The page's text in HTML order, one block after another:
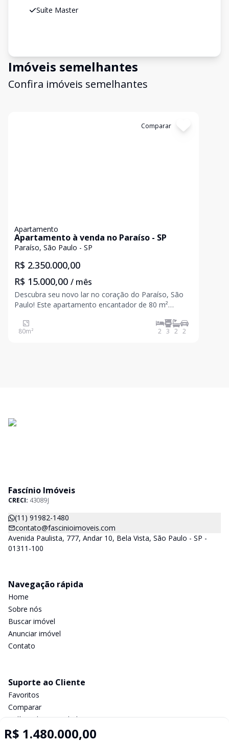
Suíte Master
Imóveis semelhantes
Confira imóveis semelhantes
Comparar
Apartamento
Apartamento à venda no Paraíso - SP
Paraíso, São Paulo - SP
R$ 2.350.000,00
R$ 15.000,00 / mês
Descubra seu novo lar no coração do Paraíso, São
Paulo! Este apartamento encantador de 80 m²
conforto e praticidade. Com localização privilegiada
na Rua Coronel Oscar Porto, você estará a poucos
80m² 2 3 2 2
R$ 1.480.000,00
Fascínio Imóveis
CRECI: 43089J
(11) 91982-1480
contato@fascinioimoveis.com
Avenida Paulista, 777, Andar 10, Bela Vista, São Paulo - SP -
01311-100
Navegação rápida
Home
Sobre nós
Buscar imóvel
Anunciar imóvel
Contato
Suporte ao Cliente
Favoritos
Comparar
Política de privacidade